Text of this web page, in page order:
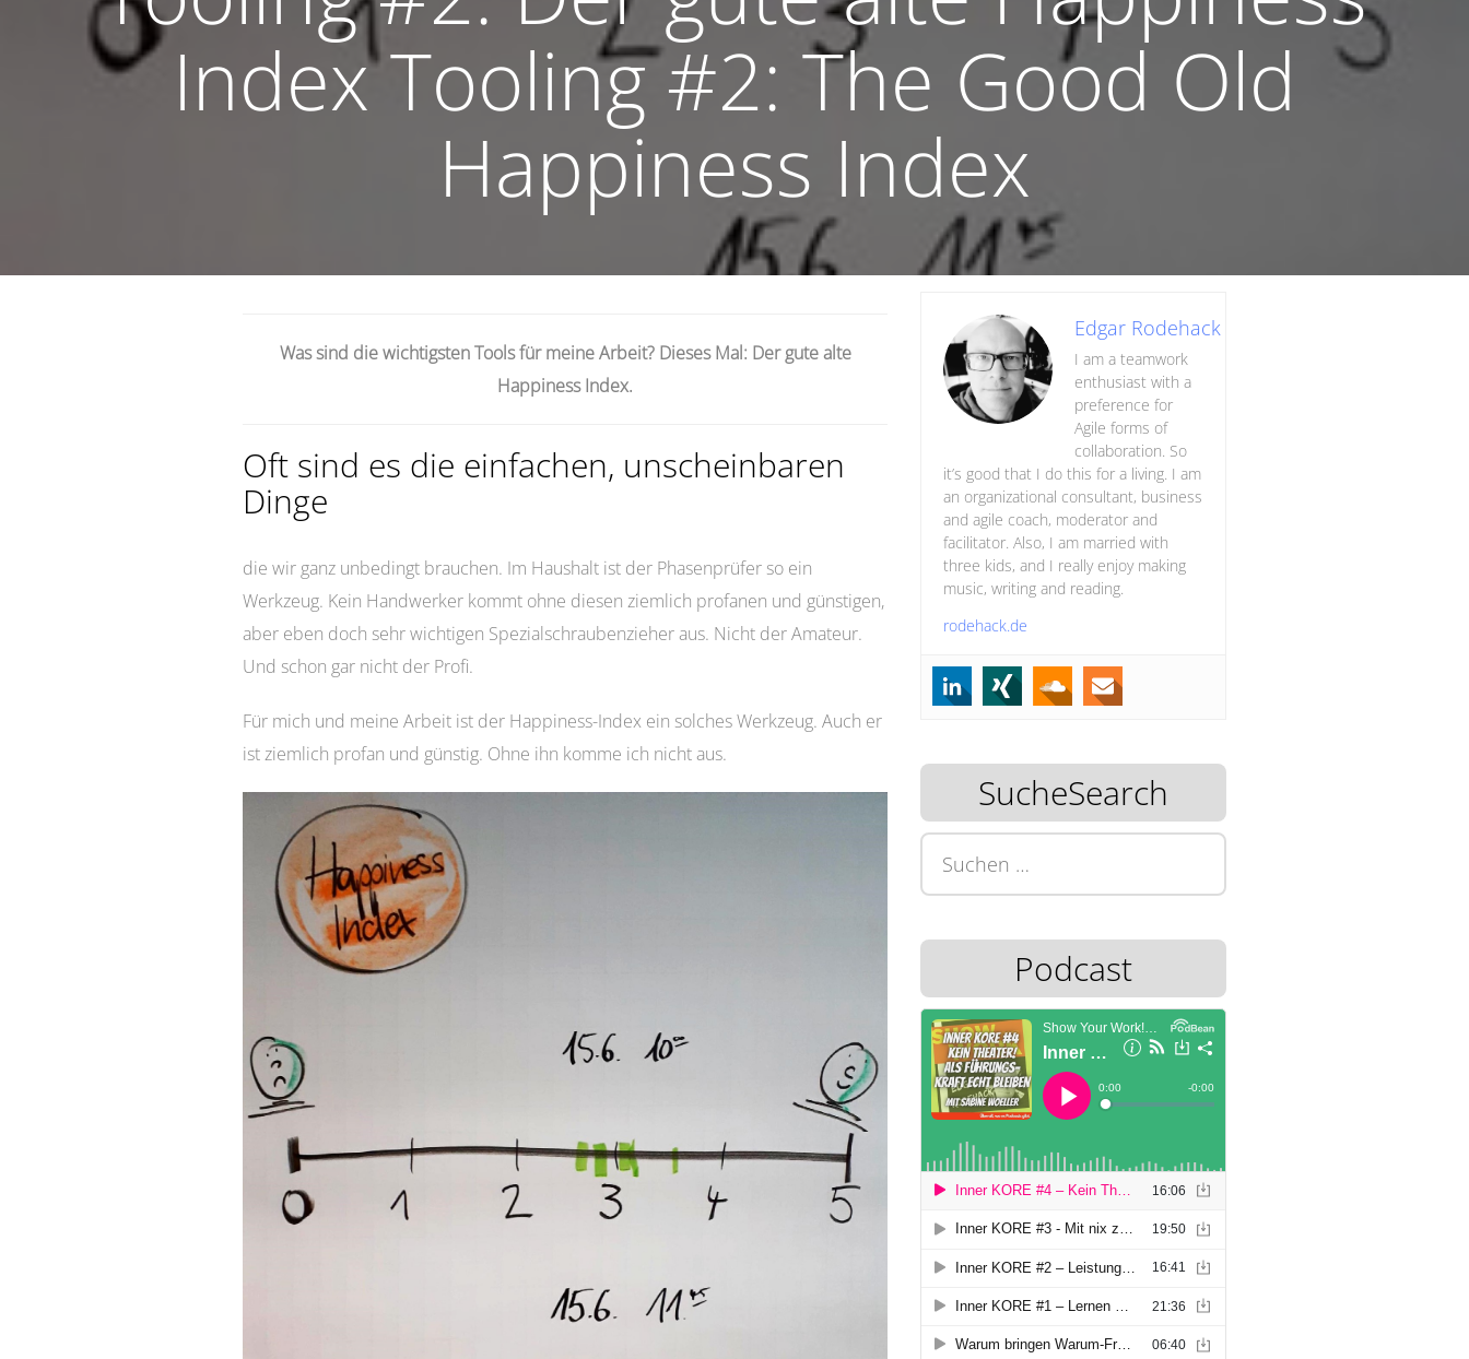
Index Tooling #2: The Good Old
Happiness Index
Was sind die wichtigsten Tools für meine Arbeit? Dieses Mal: Der gute alte
Happiness Index.
Oft sind es die einfachen, unscheinbaren
Dinge
die wir ganz unbedingt brauchen. Im Haushalt ist der Phasenprüfer so ein
Werkzeug. Kein Handwerker kommt ohne diesen ziemlich profanen und günstigen,
aber eben doch sehr wichtigen Spezialschraubenzieher aus. Nicht der Amateur.
Und schon gar nicht der Profi.
Für mich und meine Arbeit ist der Happiness-Index ein solches Werkzeug. Auch er
ist ziemlich profan und günstig. Ohne ihn komme ich nicht aus.
Edgar Rodehack
I am a teamwork
enthusiast with a
preference for
Agile forms of
collaboration. So
it’s good that I do this for a living. I am
an organizational consultant, business
and agile coach, moderator and
facilitator. Also, I am married with
three kids, and I really enjoy making
music, writing and reading.
rodehack.de
SucheSearch
nach:
Podcast